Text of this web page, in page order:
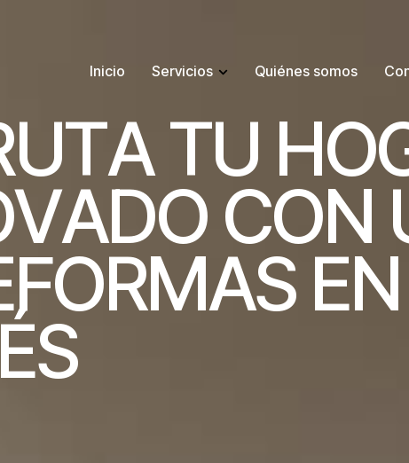
Inicio Servicios Quiénes somos
UTATU HO
VADOCON
FORMAS EN
S